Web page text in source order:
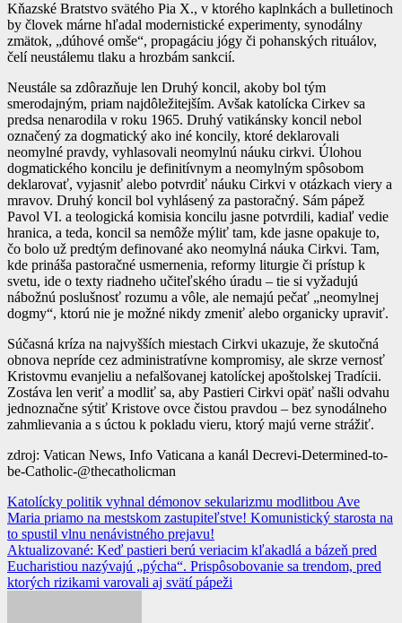
Kňazské Bratstvo svätého Pia X., v ktorého kaplnkách a bulletinoch
by človek márne hľadal modernistické experimenty, synodálny
zmätok, „dúhové omše“, propagáciu jógy či pohanských rituálov,
čelí neustálemu tlaku a hrozbám sankcií.
Neustále sa zdôrazňuje len Druhý koncil, akoby bol tým
smerodajným, priam najdôležitejším. Avšak katolícka Cirkev sa
predsa nenarodila v roku 1965. Druhý vatikánsky koncil nebol
označený za dogmatický ako iné koncily, ktoré deklarovali
neomylné pravdy, vyhlasovali neomylnú náuku cirkvi. Úlohou
dogmatického koncilu je definitívnym a neomylným spôsobom
deklarovať, vyjasniť alebo potvrdiť náuku Cirkvi v otázkach viery a
mravov. Druhý koncil bol vyhlásený za pastoračný. Sám pápež
Pavol VI. a teologická komisia koncilu jasne potvrdili, kadiaľ vedie
hranica, a teda, koncil sa nemôže mýliť tam, kde jasne opakuje to,
čo bolo už predtým definované ako neomylná náuka Cirkvi. Tam,
kde prináša pastoračné usmernenia, reformy liturgie či prístup k
svetu, ide o texty riadneho učiteľského úradu – tie si vyžadujú
nábožnú poslušnosť rozumu a vôle, ale nemajú pečať „neomylnej
dogmy“, ktorú nie je možné nikdy zmeniť alebo organicky upraviť.
Súčasná kríza na najvyšších miestach Cirkvi ukazuje, že skutočná
obnova nepríde cez administratívne kompromisy, ale skrze vernosť
Kristovmu evanjeliu a nefalšovanej katolíckej apoštolskej Tradícii.
Zostáva len veriť a modliť sa, aby Pastieri Cirkvi opäť našli odvahu
jednoznačne sýtiť Kristove ovce čistou pravdou – bez synodálneho
zahmlievania a s úctou k pokladu vieru, ktorý majú verne strážiť.
zdroj: Vatican News, Info Vaticana a kanál Decrevi-Determined-to-
be-Catholic-@thecatholicman
Navigácia
v
článku
Katolícky politik vyhnal démonov sekularizmu modlitbou Ave
Maria priamo na mestskom zastupiteľstve! Komunistický starosta na
to spustil vlnu nenávistného prejavu!
Aktualizované: Keď pastieri berú veriacim kľakadlá a bázeň pred
Eucharistiou nazývajú „pýcha“. Prispôsobovanie sa trendom, pred
ktorých rizikami varovali aj svätí pápeži